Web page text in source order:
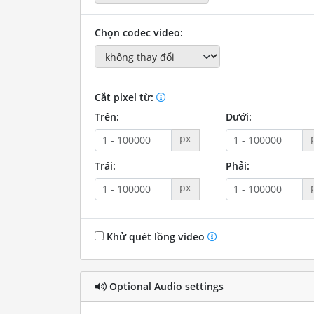
Chọn codec video:
Cắt pixel từ:
Trên:
px
Dưới:
Trái:
px
Phải:
Khử quét lồng video
Optional Audio settings